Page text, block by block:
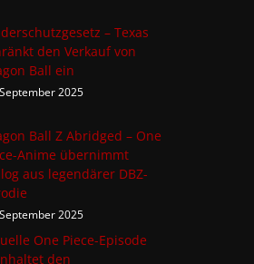
– Texas
den Verkauf von
Ball ein
2025
Ball Z Abridged – One
Anime übernimmt
aus legendärer DBZ-
2025
One Piece-Episode
den